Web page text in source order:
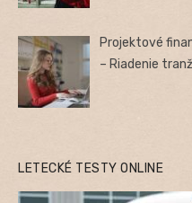
Projektové
– Riadenie
LETECKÉ TESTY ONLINE